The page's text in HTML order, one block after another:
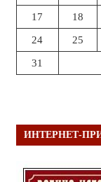
17 18
24 25
31
ИНТЕРНЕТ-